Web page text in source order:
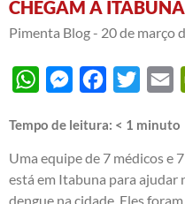
CHEGAM A ITABUNA
Pimenta Blog - 20 de março
WhatsAppMessengerFacebook
Twitter
Tempo de leitura: < 1 minuto
Uma equipe de 7 médicos e
está em Itabuna para
dengue na cidade. Eles